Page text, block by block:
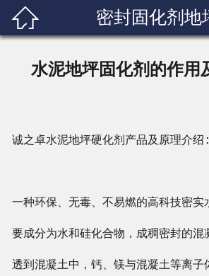
 密封固化剂地
水泥地坪固化剂的作用
诚之卓水泥地坪硬化剂产品及原理介绍:
一种环保、无毒、不易燃的高科技密实
要成分为水和硅化合物，成稠密封的混
透到混凝土中，钙、镁与混凝土等离子